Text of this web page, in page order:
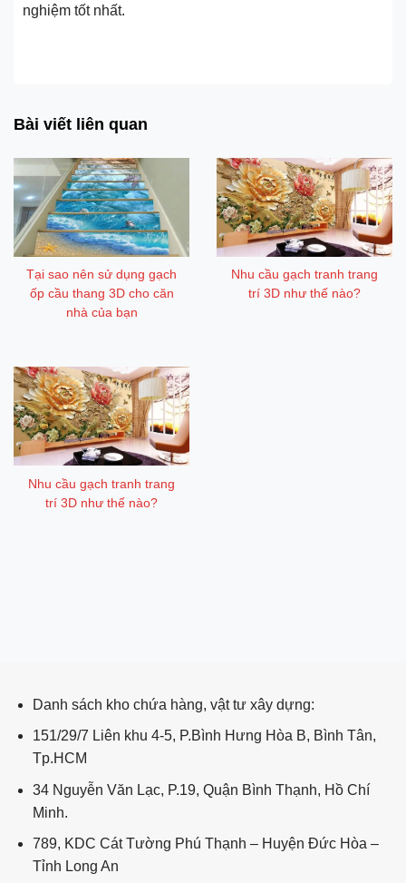
nghiệm tốt nhất.
Bài viết liên quan
Tại sao nên sử dụng gạch
ốp cầu thang 3D cho căn
nhà của bạn
Nhu cầu gạch tranh trang
trí 3D như thế nào?
Nhu cầu gạch tranh trang
trí 3D như thế nào?
Danh sách kho chứa hàng, vật tư xây dựng:
151/29/7 Liên khu 4-5, P.Bình Hưng Hòa B, Bình Tân,
Tp.HCM
34 Nguyễn Văn Lạc, P.19, Quận Bình Thạnh, Hồ Chí
Minh.
789, KDC Cát Tường Phú Thạnh – Huyện Đức Hòa –
Tỉnh Long An